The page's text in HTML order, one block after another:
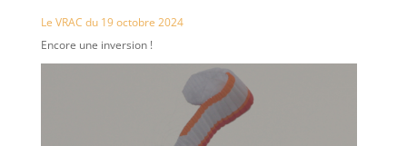
Le VRAC du 19 octobre 2024
Encore une inversion !